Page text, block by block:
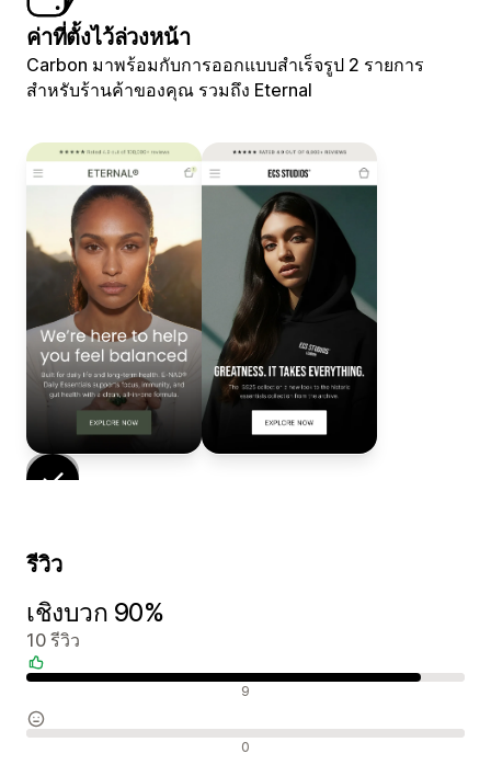
ค่าที่ตั้งไว้ล่วงหน้า
Carbon มาพร้อมกับการออกแบบสำเร็จรูป 2 รายการ
สำหรับร้านค้าของคุณ รวมถึง Eternal
รีวิว
เชิงบวก 90%
10 รีวิว
9
0